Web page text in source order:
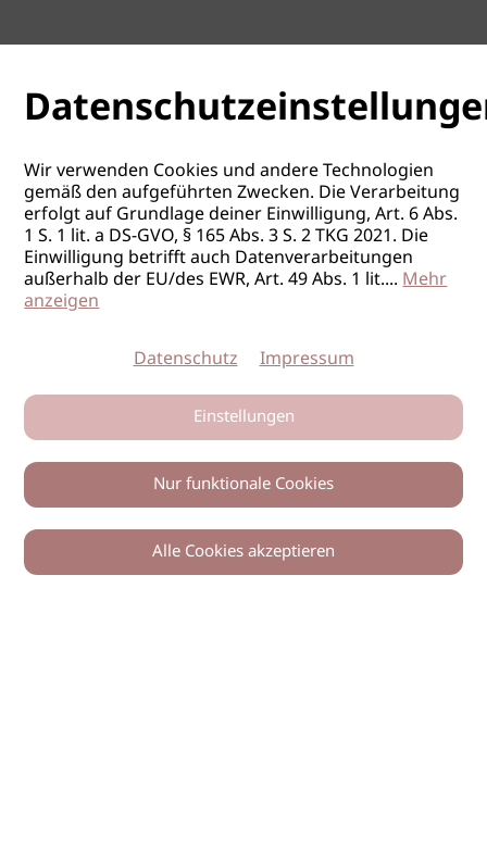
0
Wir verwenden Cookies und andere Technologien
gemäß den aufgeführten Zwecken. Die Verarbeitung
erfolgt auf Grundlage deiner Einwilligung, Art. 6 Abs.
1 S. 1 lit. a DS-GVO, § 165 Abs. 3 S. 2 TKG 2021. Die
Einwilligung betrifft auch Datenverarbeitungen
außerhalb der EU/des EWR, Art. 49 Abs. 1 lit....Mehr
anzeigen
Datenschutz Impressum
Einstellungen
Nur funktionale Cookies
Alle Cookies akzeptieren